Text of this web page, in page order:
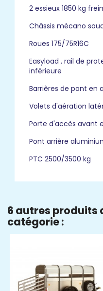
2 essieux 1850 kg
Châssis mécano
Roues 175/75R16C
Easyload , rail de
inférieure
Barrières de pont en
Volets d'aération
Porte d'accès avant
Pont arrière
PTC 2500/3500 kg
6 autres produits
catégorie :